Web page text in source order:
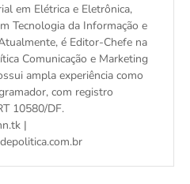
em Elétrica e Eletrônica,
Tecnologia da Informação e
é Editor-Chefe na
Comunicação e Marketing
ampla experiência como
com registro
10580/DF.
|